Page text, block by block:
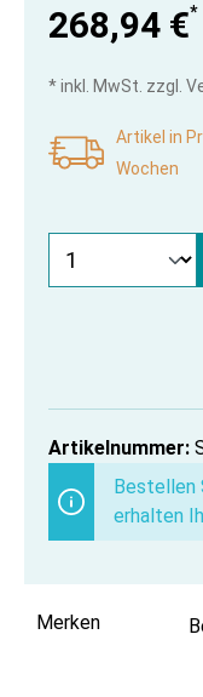
268,94 €*
* inkl. MwSt. zzgl.
Artikel in
Wochen
Artikelnummer:
Bestellen
erhalten
Merken